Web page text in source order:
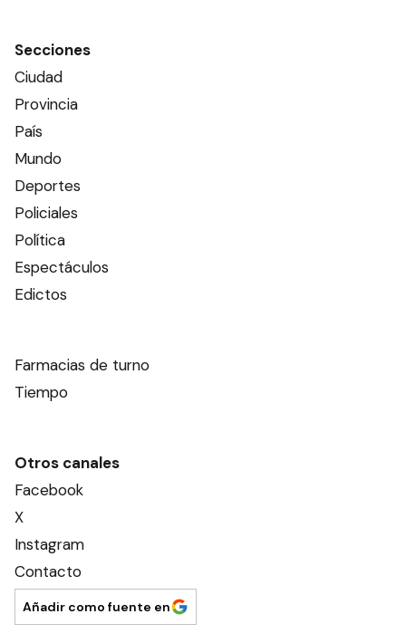
Secciones
Ciudad
Provincia
País
Mundo
Deportes
Policiales
Política
Espectáculos
Edictos
Farmacias de turno
Tiempo
Otros canales
Facebook
X
Instagram
Contacto
Añadir como fuente en